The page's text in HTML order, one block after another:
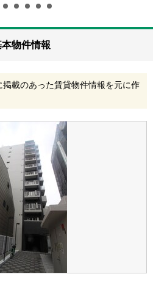
物件情報
載のあった賃貸物件情報を元に作